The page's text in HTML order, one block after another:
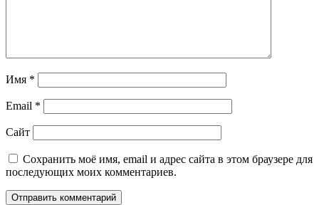
Имя *
Email *
Сайт
Сохранить моё имя, email и адрес сайта в этом браузере для
последующих моих комментариев.